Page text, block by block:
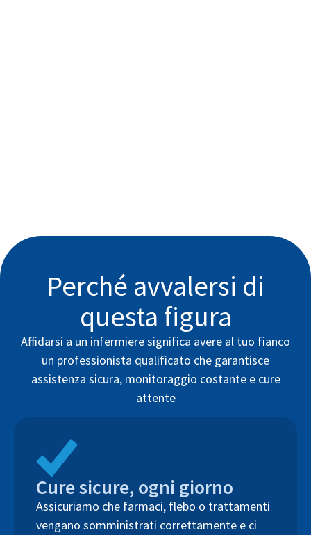
Perché avvalersi di
questa figura
Affidarsi a un infermiere significa avere al tuo fianco
un professionista qualificato che garantisce
assistenza sicura, monitoraggio costante e cure
attente
Cure sicure, ogni giorno
Assicuriamo che farmaci, flebo o trattamenti
vengano somministrati correttamente e ci